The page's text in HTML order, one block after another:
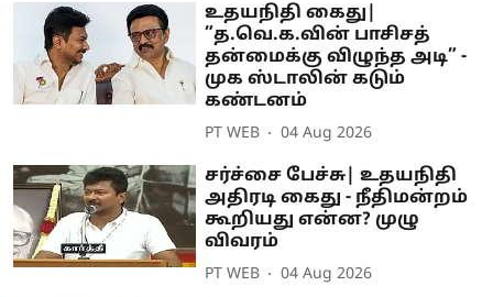
உதயநிதி கைது|
”த.வெ.க.வின் பாசிசத்
தன்மைக்கு விழுந்த அடி” -
முக ஸ்டாலின் கடும்
கண்டனம்
PT WEB 04 Aug 2026
சர்ச்சை பேச்சு| உதயநிதி
அதிரடி கைது - நீதிமன்றம்
கூறியது என்ன? முழு
விவரம்
PT WEB 04 Aug 2026